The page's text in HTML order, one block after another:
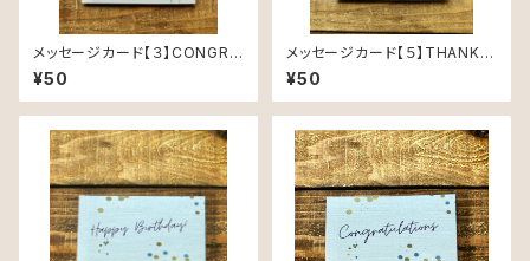
メッセージカード【３】CONGRA
TULATIONS - Message Ca
rd -
¥50
メッセージカード【５】THANKY
OU THANKYOU THANKYO
U - Message Card -
¥50